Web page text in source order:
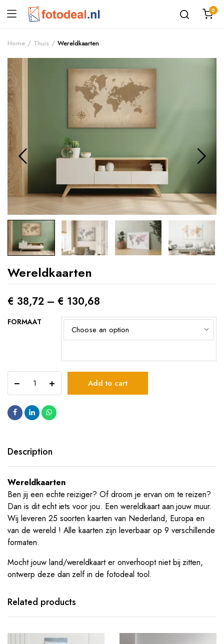
0
Home Thuis Wereldkaarten
Wereldkaarten
€ 38,72– € 130,68
FORMAAT
quantity
Add to cart
Description
Wereldkaarten
Ben jij een echte reiziger? Of droom je ervan om te reizen?
Dan is dit echt iets voor jou. Een wereldkaart aan jouw muur.
Wij leveren 25 soorten kaarten van Nederland, Europa en
van de wereld ! Alle kaarten zijn leverbaar op 9 verschillende
formaten.
Mocht jouw land/wereldkaart er onverhoopt niet bij zitten,
ontwerp deze dan zelf in de fotodeal tool.
Related products